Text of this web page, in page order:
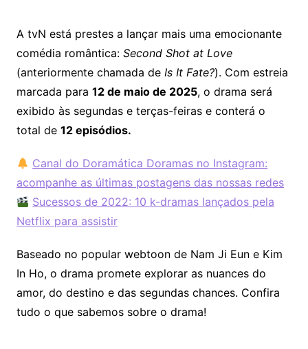
A tvN está prestes a lançar mais uma emocionante
comédia romântica: Second Shot at Love
(anteriormente chamada de Is It Fate?). Com estreia
marcada para 12 de maio de 2025, o drama será
exibido às segundas e terças-feiras e conterá o
total de 12 episódios.
Canal do Doramática Doramas no Instagram:
acompanhe as últimas postagens das nossas redes
Sucessos de 2022: 10 k-dramas lançados pela
Netflix para assistir
Baseado no popular webtoon de Nam Ji Eun e Kim
In Ho, o drama promete explorar as nuances do
amor, do destino e das segundas chances.​ Confira
tudo o que sabemos sobre o drama!